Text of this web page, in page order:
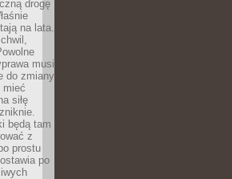
drogę
na lata.
musi
do zmiany
mieć
siłę
będą tam
z
prostu
po